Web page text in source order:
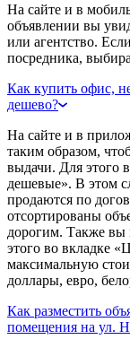
На сайте и в
объявлении вы
или агентство.
посредника,
Как купить офис,
дешево?
На сайте и в
таким образом,
выдачи. Для этого
дешевые». В этом
продаются по
отсортированы
дорогим. Также вы
этого во вкладке
максимальную
доллары, евро,
Как разместить
помещения на ул.